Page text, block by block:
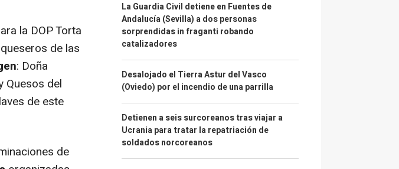
la DOP Torta
de las
: Doña
Quesos del
de este
de
La Guardia Civil detiene en Fuentes de
Andalucía (Sevilla) a dos personas
sorprendidas in fraganti robando
catalizadores
Desalojado el Tierra Astur del Vasco
(Oviedo) por el incendio de una parrilla
Detienen a seis surcoreanos tras viajar a
Ucrania para tratar la repatriación de
soldados norcoreanos